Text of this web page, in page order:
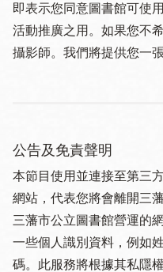
即表示您同意圖書館可使
活動推廣之用。如果您不
攝影師。我們將提供您一
公告及免責聲明
本節目使用並連接至第三
網站，代表您將會離開三
三藩市公立圖書館營運的
一些個人識別資料，例如
碼。此服務將根據其私隱